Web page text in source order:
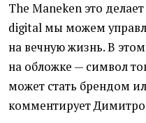
The Maneken это
digital мы можем
на вечную жизнь. В
на обложке — символ
может стать брендом
комментирует